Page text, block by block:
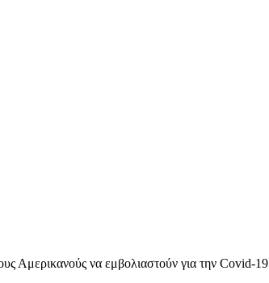
Αμερικανούς να εμβολιαστούν για την Covid-19